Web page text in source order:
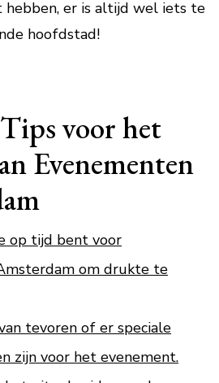
er is altijd wel iets te
hoofdstad!
voor het
Evenementen
op tijd bent voor
om drukte te
tevoren of er speciale
zijn voor het evenement.